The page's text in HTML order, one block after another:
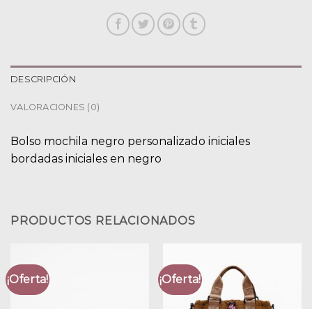
DESCRIPCIÓN
VALORACIONES (0)
Bolso mochila negro personalizado iniciales
bordadas iniciales en negro
PRODUCTOS RELACIONADOS
¡Oferta! ¡Oferta!